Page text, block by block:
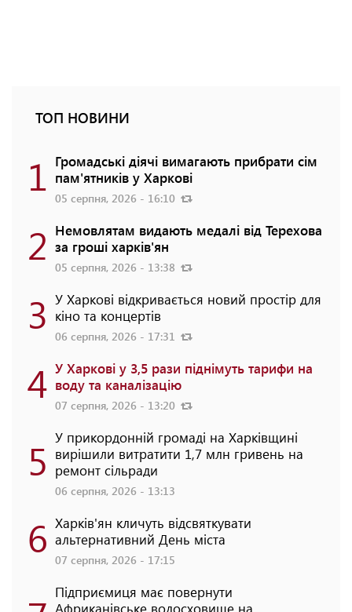
ТОП НОВИНИ
1 Громадські діячі вимагають прибрати сім
пам'ятників у Харкові
05 серпня, 2026 - 16:10
2 Немовлятам видають медалі від Терехова
за гроші харків'ян
05 серпня, 2026 - 13:38
3 У Харкові відкривається новий простір для
кіно та концертів
06 серпня, 2026 - 17:31
4 У Харкові у 3,5 рази піднімуть тарифи на
воду та каналізацію
07 серпня, 2026 - 13:20
5 У прикордонній громаді на Харківщині
вирішили витратити 1,7 млн гривень на
ремонт сільради
06 серпня, 2026 - 13:13
6 Харків'ян кличуть відсвяткувати
альтернативний День міста
07 серпня, 2026 - 17:15
Підприємиця має повернути
Африканівське водосховище на